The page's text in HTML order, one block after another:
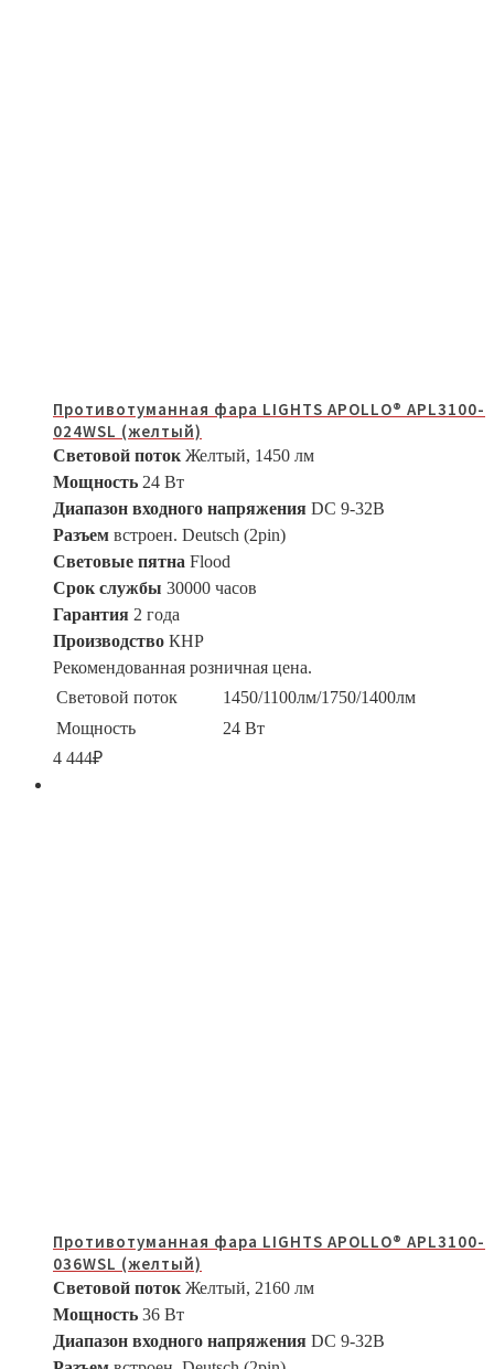
Противотуманная фара LIGHTS APOLLO® APL3100-
024WSL (желтый)
Световой поток Желтый, 1450 лм
Мощность 24 Вт
Диапазон входного напряжения DC 9-32В
Разъем встроен. Deutsch (2pin)
Световые пятна Flood
Срок службы 30000 часов
Гарантия 2 года
Производство КНР
Рекомендованная розничная цена.
Световой поток
1450/1100лм/1750/1400лм
Мощность
24 Вт
4 444₽
Противотуманная фара LIGHTS APOLLO® APL3100-
036WSL (желтый)
Световой поток Желтый, 2160 лм
Мощность 36 Вт
Диапазон входного напряжения DC 9-32В